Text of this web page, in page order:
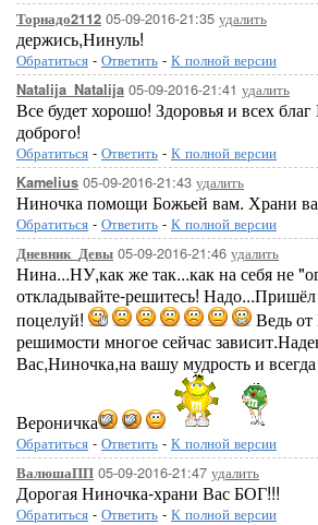
Торнадо2112 05-09-2016-21:35 удалить
держись,Нинуль!
Обратиться - Ответить - К полной версии
Natalija_Natalija 05-09-2016-21:41 удалить
Все будет хорошо! Здоровья и всех
доброго!
Обратиться - Ответить - К полной версии
Kamelius 05-09-2016-21:43 удалить
Ниночка помощи Божьей вам. Храни
Обратиться - Ответить - К полной версии
Дневник_Девы 05-09-2016-21:46 удалить
Нина...НУ,как же так...как на себя не
откладывайте-решитесь!
поцелуй!
Ведь
решимости многое сейчас
Вас,Ниночка,на вашу мудрость и
Вероничка
Обратиться - Ответить - К полной версии
ВалюшаПП 05-09-2016-21:47 удалить
Дорогая Ниночка-храни Вас БОГ!!!
Обратиться - Ответить - К полной версии